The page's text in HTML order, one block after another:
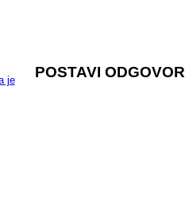
je
POSTAVI ODGOVOR